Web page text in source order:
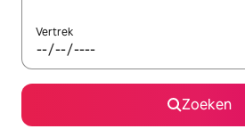
Vertrek
Zoeken